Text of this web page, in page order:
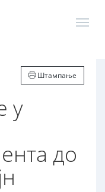
Штампање
у
до